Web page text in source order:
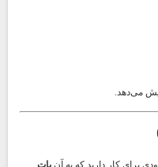
می‌دهد.
برای کار دارید که به آنپات